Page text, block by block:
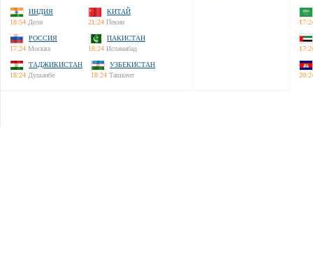
ИНДИЯ
18:54 Дели
КИТАЙ
21:24 Пекин
РОССИЯ
17:24 Москва
ПАКИСТАН
18:24 Исламабад
ТАДЖИКИСТАН
18:24 Душанбе
УЗБЕКИСТАН
18:24 Ташкент